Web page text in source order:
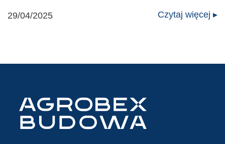
29/04/2025 Czytaj więcej ▸